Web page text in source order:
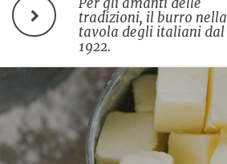
tradizioni, il burro nella
tavola degli italiani dal
1922.